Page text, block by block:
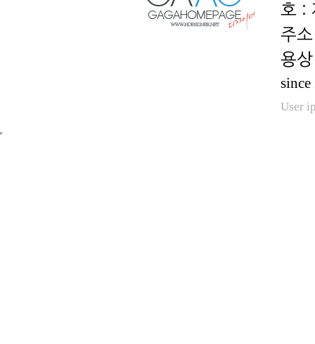
호 :
용
User